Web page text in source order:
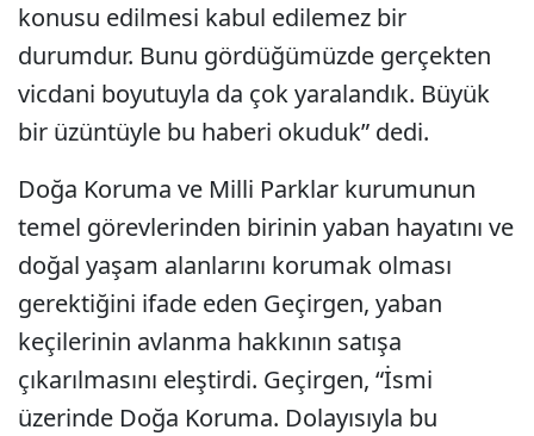
konusu edilmesi kabul edilemez bir
durumdur. Bunu gördüğümüzde gerçekten
vicdani boyutuyla da çok yaralandık. Büyük
bir üzüntüyle bu haberi okuduk” dedi.
Doğa Koruma ve Milli Parklar kurumunun
temel görevlerinden birinin yaban hayatını ve
doğal yaşam alanlarını korumak olması
gerektiğini ifade eden Geçirgen, yaban
keçilerinin avlanma hakkının satışa
çıkarılmasını eleştirdi. Geçirgen, “İsmi
üzerinde Doğa Koruma. Dolayısıyla bu